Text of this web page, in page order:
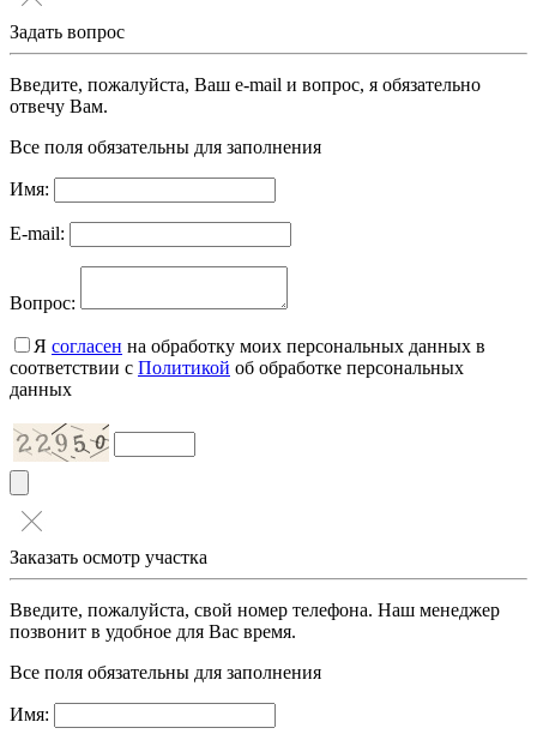
Задать вопрос
Введите, пожалуйста, Ваш e-mail и вопрос, я обязательно
отвечу Вам.
Все поля обязательны для заполнения
Имя:
E-mail:
Вопрос:
Я согласен на обработку моих персональных данных в
соответствии с Политикой об обработке персональных
данных
Заказать осмотр участка
Введите, пожалуйста, свой номер телефона. Наш менеджер
позвонит в удобное для Вас время.
Все поля обязательны для заполнения
Имя: